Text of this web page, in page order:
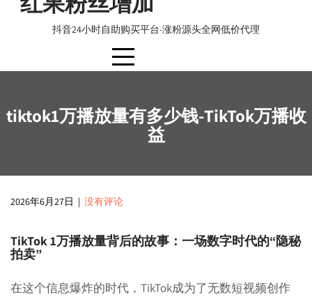
抖音24小时自助购买平台-涨粉源头全网低价代理
tiktok1万播放量有多少钱-TikTok万播收
益
2026年6月27日 | 没有评论
TikTok 1万播放量背后的故事：一场数字时代的“隐秘
拍卖”
在这个信息爆炸的时代，TikTok成为了无数短视频创作